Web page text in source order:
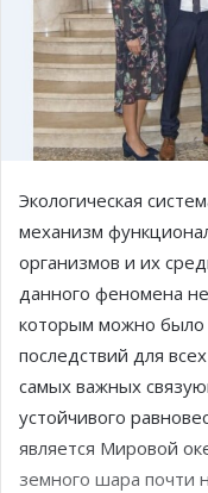
Экологическая
механизм
организмов и их
данного феномена
которым можно
последствий для
самых важных
устойчивого
является Мировой
земного шара почти